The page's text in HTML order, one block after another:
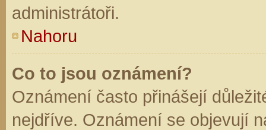
administrátoři.
Nahoru
Co to jsou oznámení?
Oznámení často přinášejí
nejdříve. Oznámení se objevují